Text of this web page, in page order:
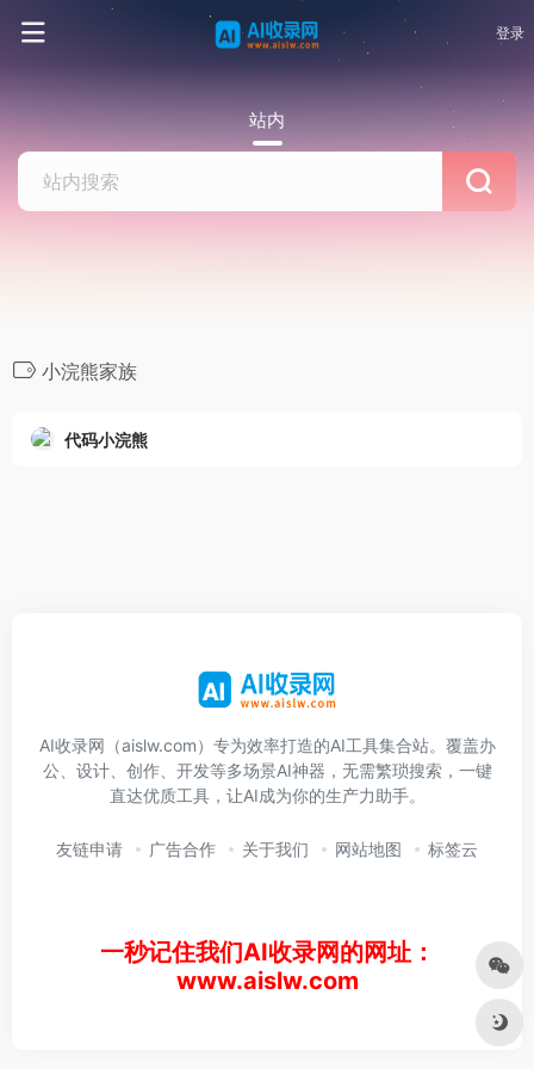
登录
站内
小浣熊家族
代码小浣熊
AI收录网（aislw.com）专为效率打造的AI工具集合站。覆盖办
公、设计、创作、开发等多场景AI神器，无需繁琐搜索，一键
直达优质工具，让AI成为你的生产力助手。
友链申请 广告合作 关于我们 网站地图 标签云
一秒记住我们AI收录网的网址：
www.aislw.com